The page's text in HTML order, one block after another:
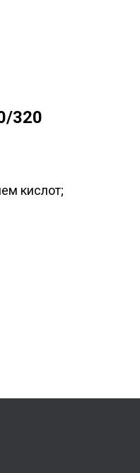
320
кислот;